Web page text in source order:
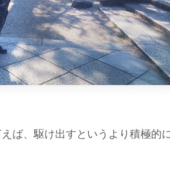
ば、駆け出すというより積極的